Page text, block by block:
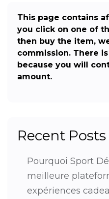
This page contains
you click on one of
then buy the item,
commission. There
because you will
amount.
Recent Posts
Pourquoi Sport
meilleure
expériences